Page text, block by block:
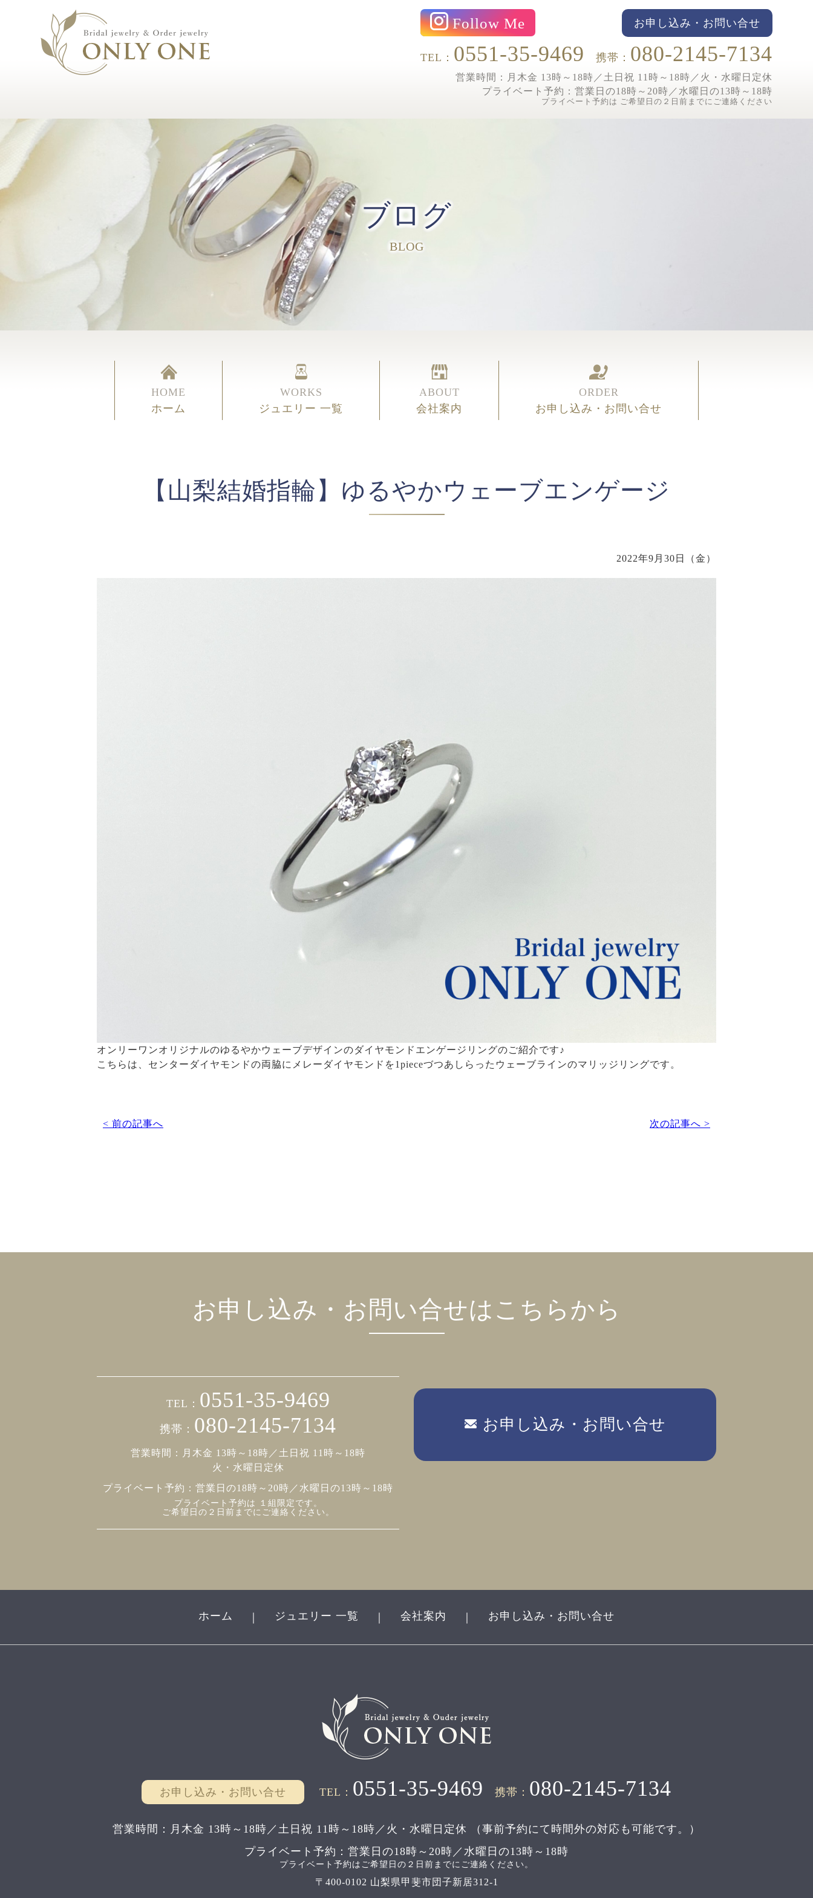
Follow Me お申し込み・お問い合せ
TEL： 0551-35-9469 携帯： 080-2145-7134
営業時間：月木金 13時～18時／土日祝 11時～18時／ 火・水曜日定休
プライベート予約： 営業日の18時～20時／水曜日の13時～18時
プライベート予約は ご希望日の２日前までにご連絡ください
ブログ
BLOG
HOME
ホーム
WORKS
ジュエリー 一覧
ABOUT
会社案内
ORDER
お申し込み・お問い合せ
【山梨結婚指輪】ゆるやかウェーブエンゲージ
2022年9月30日（金）
オンリーワンオリジナルのゆるやかウェーブデザインのダイヤモンドエンゲージリングのご紹介です♪
こちらは、センターダイヤモンドの両脇にメレーダイヤモンドを1pieceづつあしらったウェーブラインのマリッジリングです。
< 前の記事へ 次の記事へ >
お申し込み・お問い合せはこちらから
TEL： 0551-35-9469
携帯： 080-2145-7134
営業時間：月木金 13時～18時／土日祝 11時～18時
火・水曜日定休
プライベート予約： 営業日の18時～20時／水曜日の13時～18時
プライベート予約は １組限定です。
ご希望日の２日前までにご連絡ください。
お申し込み・お問い合せ
ホーム ジュエリー 一覧 会社案内 お申し込み・お問い合せ
お申し込み・お問い合せ TEL： 0551-35-9469 携帯： 080-2145-7134
営業時間：月木金 13時～18時／土日祝 11時～18時／ 火・水曜日定休
（事前予約にて時間外の対応も可能です。）
プライベート予約： 営業日の18時～20時／水曜日の13時～18時
プライベート予約はご希望日の２日前までにご連絡ください。
〒400-0102 山梨県甲斐市団子新居312-1